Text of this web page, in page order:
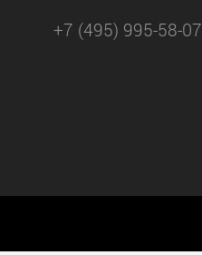
+7 (495) 995-58-07